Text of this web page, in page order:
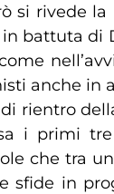
si rivede la
battuta di
anche in
rientro
i primi
che tra
sfide in